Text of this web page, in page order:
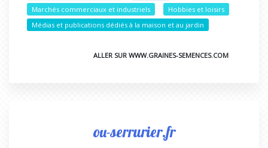
Marchés commerciaux et industriels
Hobbies et loisirs
Médias et publications dédiés à la maison et au jardin
ALLER SUR WWW.GRAINES-SEMENCES.COM
ou-serrurier.fr